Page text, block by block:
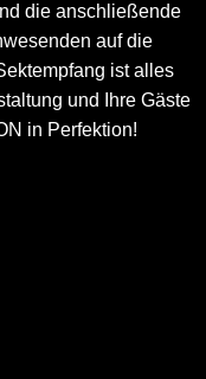
die anschließende
auf die
ist alles
und Ihre Gäste
in Perfektion!